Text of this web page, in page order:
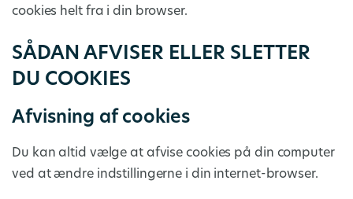
cookies helt fra i din browser.
SÅDAN AFVISER ELLER SLETTER
DU COOKIES
Afvisning af cookies
Du kan altid vælge at afvise cookies på din computer
ved at ændre indstillingerne i din internet-browser.